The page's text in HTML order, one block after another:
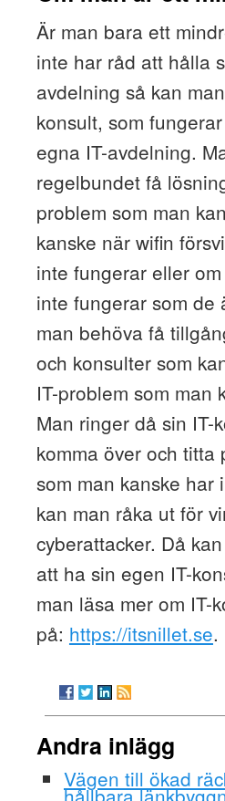
Är man bara ett
inte har råd att hålla
avdelning så kan
konsult, som
egna IT-avdelning.
regelbundet få
problem som man
kanske när wifin
inte fungerar eller
inte fungerar som de
man behöva få
och konsulter som
IT-problem som man
Man ringer då sin IT-
komma över och titta
som man kanske har
kan man råka ut för
cyberattacker. Då
att ha sin egen IT-
man läsa mer om IT-
på: https://itsnillet.se.
Andra inlägg
Vägen till ökad